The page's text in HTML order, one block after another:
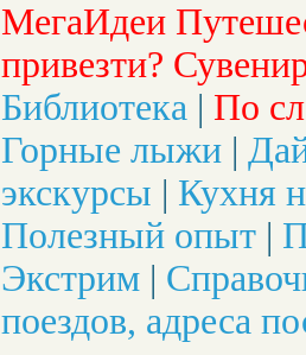
МегаИдеи
привезти?
Библиотека | По
Горные лыжи |
экскурсы | Кухня
Полезный опыт |
Экстрим |
поездов, адреса